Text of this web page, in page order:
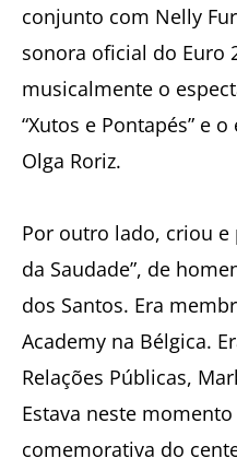
conjunto com Nelly
sonora oficial do Euro
musicalmente o
“Xutos e Pontapés” e
Olga Roriz.
Por outro lado, criou e
da Saudade”, de
dos Santos. Era
Academy na Bélgica.
Relações Públicas,
Estava neste
comemorativa do